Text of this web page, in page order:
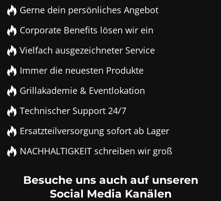
Gerne dein persönliches Angebot
Corporate Benefits lösen wir ein
Vielfach ausgezeichneter Service
Immer die neuesten Produkte
Grillakademie & Eventlokation
Technischer Support 24/7
Ersatzteilversorgung sofort ab Lager
NACHHALTIGKEIT schreiben wir groß
Besuche uns auch auf unseren
Social Media Kanälen